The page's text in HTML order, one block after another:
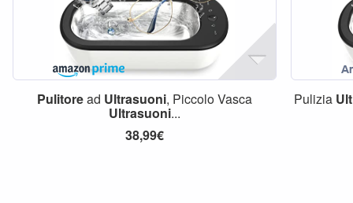
Pulitoread Ultrasuoni, Piccolo Vasca
Ultrasuoni...
38,99€
Pulizia